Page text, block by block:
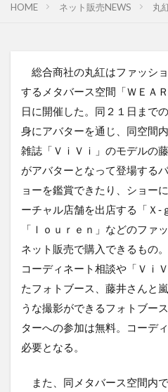
HOME ネット販売NEWS 丸
総合商社の丸紅はファッシ
するメタバース空間「ＷＥＡ
日に開催した。同２１日まで
身にアバターを通じ、同空間
雑誌「ＶｉＶｉ」のモデルの
がアバターとなって登場する
ョーを鑑賞できたり、ショー
ーチャル店舗を出店する「Ｘ‐
「ｌｏｕｒｅｎ」などのファ
ネット販売で購入できるもの
コーディネート相談や「Ｖｉ
たフォトブース、藤井さんと
うな撮影ができるフォトブー
ターへの参加は無料。コーデ
必要となる。
また、同メタバース空間内